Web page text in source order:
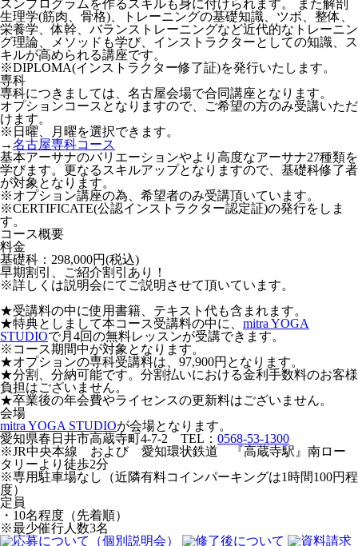
スンプログラムを作るスキルも身に付けられます。 また解剖
生理学(筋肉、骨格)、トレーニングの基礎知識、ツボ、整体、
栄養学、体幹、バランストレーニングなど近代的なトレーニン
グ理論、メソッドも学び、インストラクターとしての知識、ス
キルが高められる講座です。
※DIPLOMA(インストラクター修了証)を発行いたします。
専科
専科につきましては、名古屋会場で合同講座となります。
オプションコースとなりますので、ご希望の方のみ受講いただ
けます。
※日曜、月曜を選択できます。
→名古屋専科コース
基本アーサナのバリエーションやより高度なアーサナ27種類を
学びます。更なるスキルアップとなりますので、基礎科修了者
が対象となります。
※オプション講座の為、希望者のみ受講頂いています。
※CERTIFICATE(公認インストラクター認定証)の発行をしま
す。
コース概要
料金
基礎科：298,000円(税込)
早期割引、ご紹介割引あり！
※詳しくは説明会にてご説明させて頂いています。
★受講料の中に使用書籍、テキスト代も含まれます。
★特典としまして本コース受講料の中に、 mitra YOGA
STUDIOで月4回の無料レッスンが受講できます。
※コース期間中が対象となります。
★オプションの専科受講料は、97,900円となります。
★分割、分納可能です。分割払いにおける金利手数料のお客様
負担はございません。
★卒業後の年会費やライセンスの更新料はございません。
会場
mitra YOGA STUDIOが会場となります。
愛知県春日井市高蔵寺町4-7-2 TEL： 0568-53-1300
※JR中央本線 および 愛知環状鉄道 『高蔵寺駅』南ロー
タリーより徒歩2分
※専用駐車場なし（近隣有料コインパーキングは1時間100円程
度）
定員
・10名程度（先着順）
※最少催行人数3名